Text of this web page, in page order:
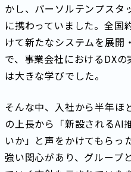
かし、パーソルテンプスタ
に携わっていました。全国
けて新たなシステムを展開
で、事業会社におけるDX
は大きな学びでした。
そんな中、入社から半年ほ
の上長から「新設されるAI
いか」と声をかけてもらっ
強い関心があり、グループ